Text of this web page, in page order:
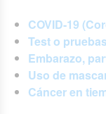
COVID-19
Test o
Embarazo,
Uso de
Cáncer en